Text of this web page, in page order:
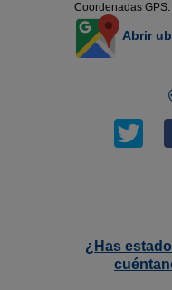
Coordenadas GPS:
Abrir
¿Has